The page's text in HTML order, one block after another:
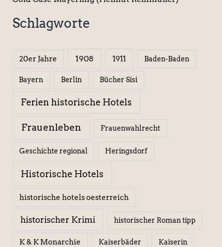
Schlagworte
20er Jahre 1908 1911 Baden-Baden
Bayern Berlin Bücher Sisi
Ferien historische Hotels
Frauenleben Frauenwahlrecht
Geschichte regional Heringsdorf
Historische Hotels
historische hotels oesterreich
historischer Krimi historischer Roman tipp
K & K Monarchie Kaiserbäder Kaiserin